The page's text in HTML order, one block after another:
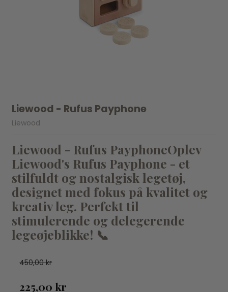
Liewood - Rufus Payphone
Liewood
Liewood - Rufus PayphoneOplev
Liewood's Rufus Payphone - et
stilfuldt og nostalgisk legetøj,
designet med fokus på kvalitet og
kreativ leg. Perfekt til
stimulerende og delegerende
legeøjeblikke! 📞
450,00 kr
225,00 kr